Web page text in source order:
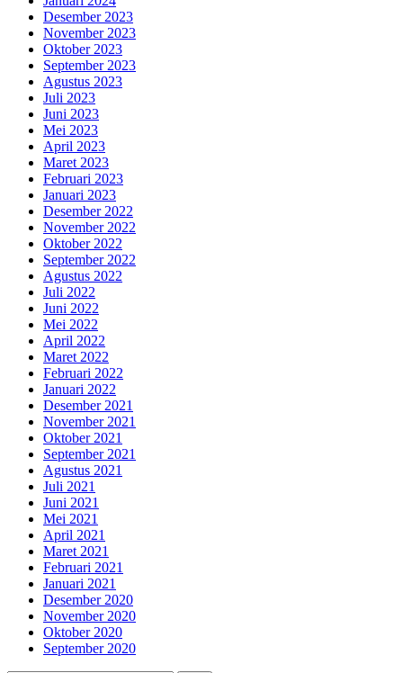
Desember 2023
November 2023
Oktober 2023
September 2023
Agustus 2023
Juli 2023
Juni 2023
Mei 2023
April 2023
Maret 2023
Februari 2023
Januari 2023
Desember 2022
November 2022
Oktober 2022
September 2022
Agustus 2022
Juli 2022
Juni 2022
Mei 2022
April 2022
Maret 2022
Februari 2022
Januari 2022
Desember 2021
November 2021
Oktober 2021
September 2021
Agustus 2021
Juli 2021
Juni 2021
Mei 2021
April 2021
Maret 2021
Februari 2021
Januari 2021
Desember 2020
November 2020
Oktober 2020
September 2020